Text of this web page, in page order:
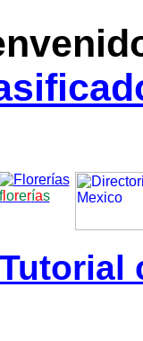
florerías
Tutorial